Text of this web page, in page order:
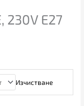
230V E27
Изчистване